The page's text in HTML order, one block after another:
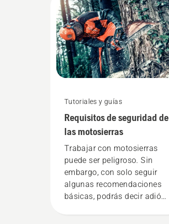
necesario.
Tutoriales y guías
Requisitos de seguridad de
las motosierras
Trabajar con motosierras
puede ser peligroso. Sin
embargo, con solo seguir
algunas recomendaciones
básicas, podrás decir adiós